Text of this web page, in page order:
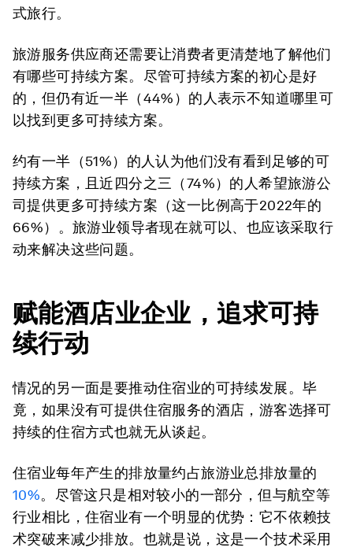
式旅行。
旅游服务供应商还需要让消费者更清楚地了解他们
有哪些可持续方案。尽管可持续方案的初心是好
的，但仍有近一半（44%）的人表示不知道哪里可
以找到更多可持续方案。
约有一半（51%）的人认为他们没有看到足够的可
持续方案，且近四分之三（74%）的人希望旅游公
司提供更多可持续方案（这一比例高于2022年的
66%）。旅游业领导者现在就可以、也应该采取行
动来解决这些问题。
赋能酒店业企业，追求可持
续行动
情况的另一面是要推动住宿业的可持续发展。毕
竟，如果没有可提供住宿服务的酒店，游客选择可
持续的住宿方式也就无从谈起。
住宿业每年产生的排放量约占旅游业总排放量的
10%。尽管这只是相对较小的一部分，但与航空等
行业相比，住宿业有一个明显的优势：它不依赖技
术突破来减少排放。也就是说，这是一个技术采用